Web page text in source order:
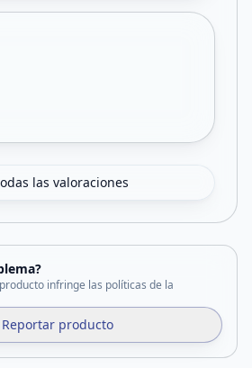
las valoraciones
infringe las políticas de la
Reportar producto